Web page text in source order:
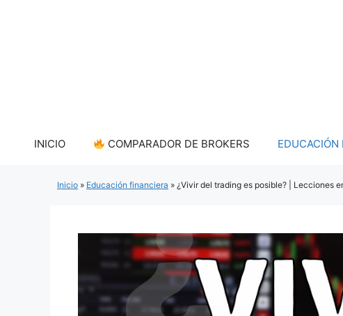
INICIO COMPARADOR DE BROKERS EDUCACIÓN
Inicio » Educación financiera » ¿Vivir del trading es posible? | Lecciones